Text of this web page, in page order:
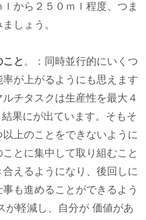
から２５０ｍｌ程度、つま
しょう。
と 。：同時並行的にいくつ
が上がるようにも思えます
チタスクは生産性を最大４
果にが出ています。そもそ
上のことをできないように
とに集中して取り組むこと
えるようになり、後回しに
も進めることができるよう
が軽減し、自分が 価値があ